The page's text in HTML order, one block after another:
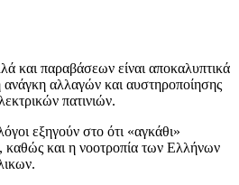
και παραβάσεων είναι αποκαλυπτικά
ανάγκη αλλαγών και αυστηροποίησης
πατινιών.
εξηγούν στο ότι «αγκάθι»
καθώς και η νοοτροπία των Ελλήνων